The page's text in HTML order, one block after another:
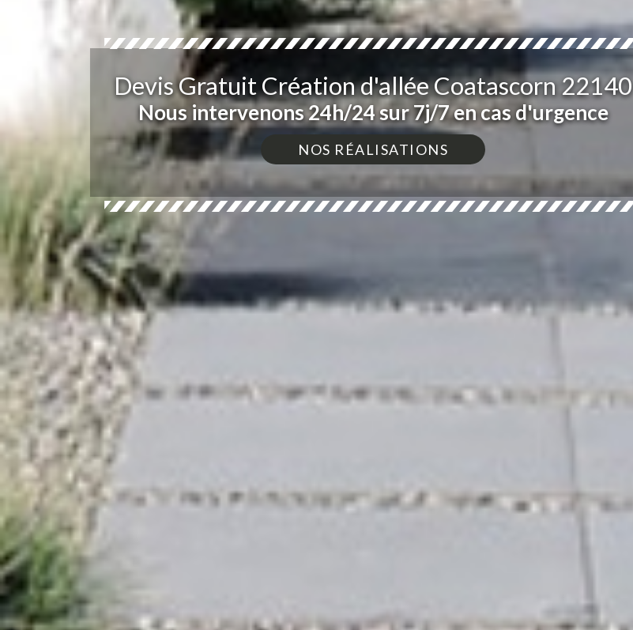
Devis Gratuit Création d'allée Coatascorn 22140
Nous intervenons 24h/24 sur 7j/7 en cas d'urgence
NOS RÉALISATIONS